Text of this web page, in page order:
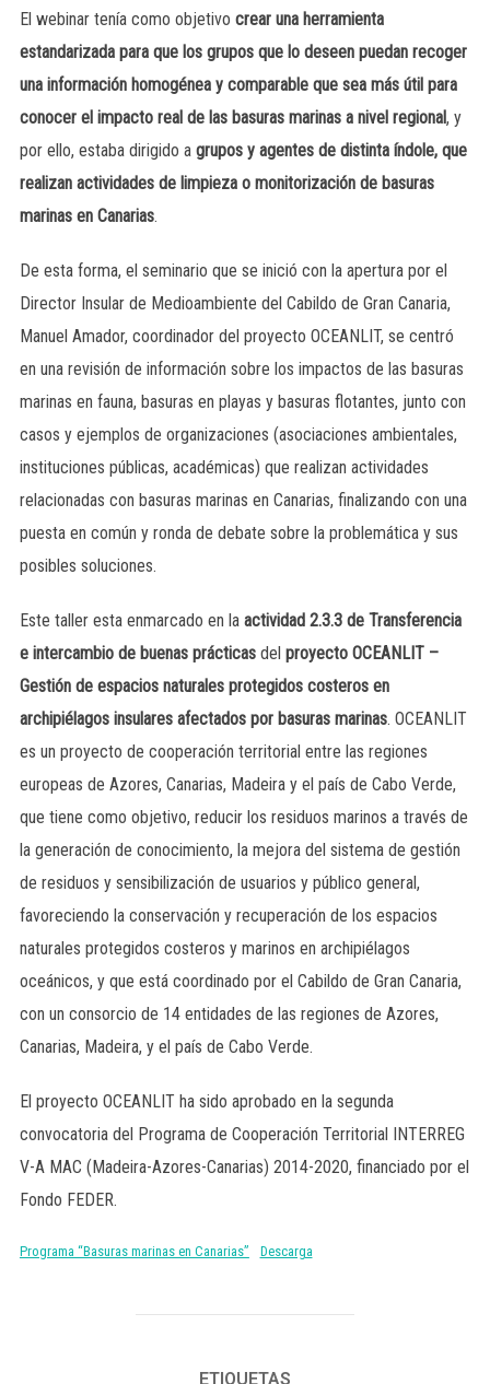
El webinar tenía como objetivo crear una herramienta
estandarizada para que los grupos que lo deseen puedan recoger
una información homogénea y comparable que sea más útil para
conocer el impacto real de las basuras marinas a nivel regional, y
por ello, estaba dirigido a grupos y agentes de distinta índole, que
realizan actividades de limpieza o monitorización de basuras
marinas en Canarias.
De esta forma, el seminario que se inició con la apertura por el
Director Insular de Medioambiente del Cabildo de Gran Canaria,
Manuel Amador, coordinador del proyecto OCEANLIT, se centró
en una revisión de información sobre los impactos de las basuras
marinas en fauna, basuras en playas y basuras flotantes, junto con
casos y ejemplos de organizaciones (asociaciones ambientales,
instituciones públicas, académicas) que realizan actividades
relacionadas con basuras marinas en Canarias, finalizando con una
puesta en común y ronda de debate sobre la problemática y sus
posibles soluciones.
Este taller esta enmarcado en la actividad 2.3.3 de Transferencia
e intercambio de buenas prácticasdel proyecto OCEANLIT –
Gestión de espacios naturales protegidos costeros en
archipiélagos insulares afectados por basuras marinas. OCEANLIT
es un proyecto de cooperación territorial entre las regiones
europeas de Azores, Canarias, Madeira y el país de Cabo Verde,
que tiene como objetivo, reducir los residuos marinos a través de
la generación de conocimiento, la mejora del sistema de gestión
de residuos y sensibilización de usuarios y público general,
favoreciendo la conservación y recuperación de los espacios
naturales protegidos costeros y marinos en archipiélagos
oceánicos, y que está coordinado por el Cabildo de Gran Canaria,
con un consorcio de 14 entidades de las regiones de Azores,
Canarias, Madeira, y el país de Cabo Verde.
El proyecto OCEANLIT ha sido aprobado en la segunda
convocatoria del Programa de Cooperación Territorial INTERREG
V-A MAC (Madeira-Azores-Canarias) 2014-2020, financiado por el
Fondo FEDER.
Programa “Basuras marinas en Canarias” Descarga
ETIQUETAS